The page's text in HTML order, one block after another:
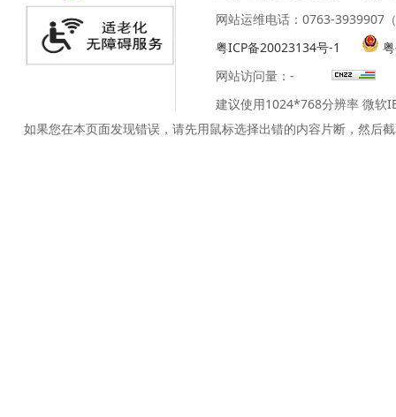
网站运维电话：0763-3939907
粤ICP备20023134号-1
网站访问量： -
建议使用1024*768分辨率 微软
如果您在本页面发现错误，请先用鼠标选择出错的内容片断，然后